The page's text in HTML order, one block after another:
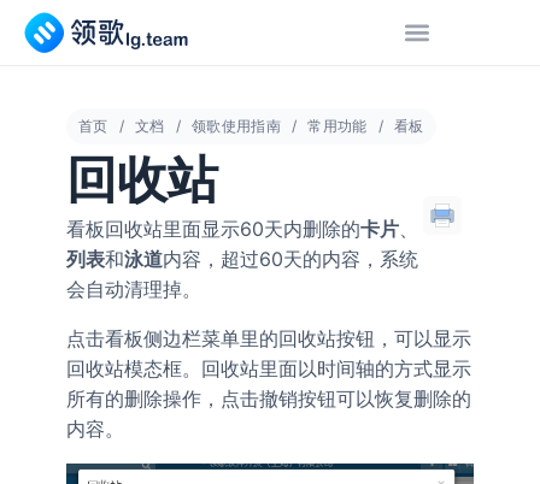
首页 文档 领歌使用指南 常用功能 看板
回收站
看板回收站里面显示60天内删除的卡片
列表和泳道内容，超过60天的内容，系统
会自动清理掉。
点击看板侧边栏菜单里的回收站按钮，可以显示
回收站模态框。回收站里面以时间轴的方式显示
所有的删除操作，点击撤销按钮可以恢复删除的
内容。